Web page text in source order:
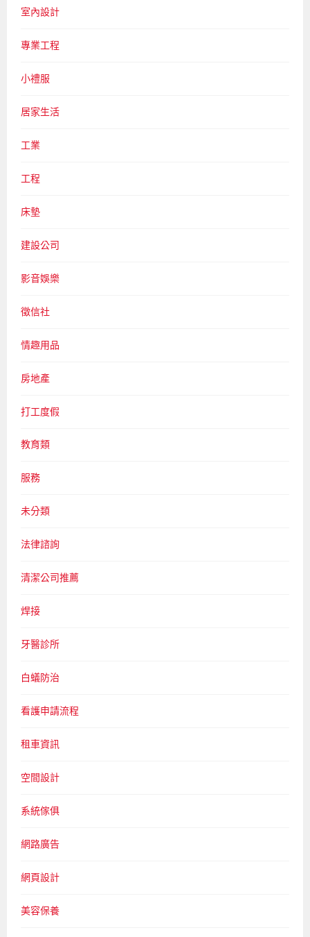
室內設計
專業工程
小禮服
居家生活
工業
工程
床墊
建設公司
影音娛樂
徵信社
情趣用品
房地產
打工度假
教育類
服務
未分類
法律諮詢
清潔公司推薦
焊接
牙醫診所
白蟻防治
看護申請流程
租車資訊
空間設計
系統傢俱
網路廣告
網頁設計
美容保養